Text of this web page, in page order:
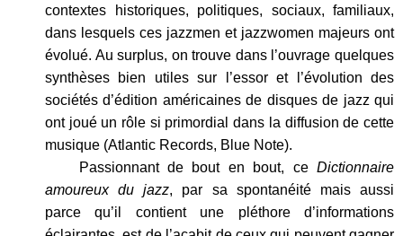
contextes historiques, politiques, sociaux, familiaux,
dans lesquels ces jazzmen et jazzwomen majeurs ont
évolué. Au surplus, on trouve dans l’ouvrage quelques
synthèses bien utiles sur l’essor et l’évolution des
sociétés d’édition américaines de disques de jazz qui
ont joué un rôle si primordial dans la diffusion de cette
musique (Atlantic Records, Blue Note).
Passionnant de bout en bout, ceDictionnaire
amoureux du jazz, par sa spontanéité mais aussi
parce qu’il contient une pléthore d’informations